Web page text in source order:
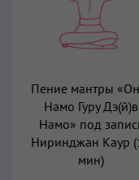
Пение мантры
Намо Гуру Дэ(й)в
Намо» под
Ниринджан Каур
мин)